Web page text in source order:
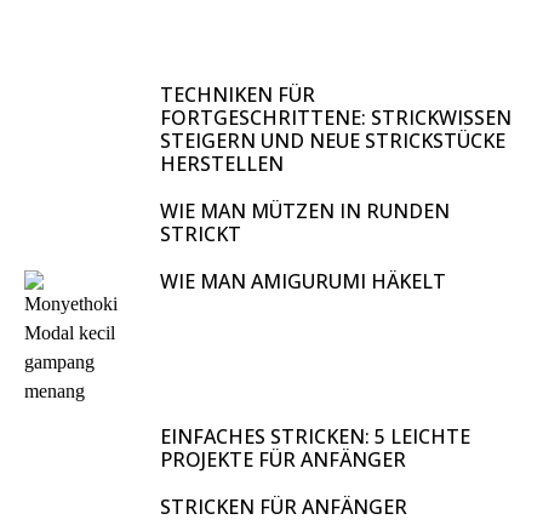
TECHNIKEN FÜR
FORTGESCHRITTENE: STRICKWISSEN
STEIGERN UND NEUE STRICKSTÜCKE
HERSTELLEN
WIE MAN MÜTZEN IN RUNDEN
STRICKT
WIE MAN AMIGURUMI HÄKELT
EINFACHES STRICKEN: 5 LEICHTE
PROJEKTE FÜR ANFÄNGER
STRICKEN FÜR ANFÄNGER